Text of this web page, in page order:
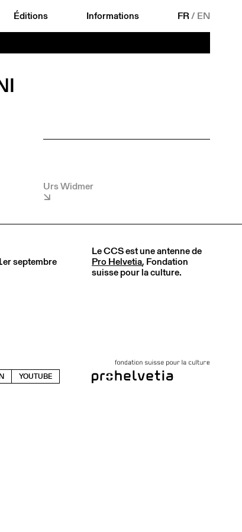
Éditions Informations FR/ EN
Urs Widmer
septembre
YOUTUBE
Le CCS est une antenne de
Pro Helvetia, Fondation
suisse pour la culture.